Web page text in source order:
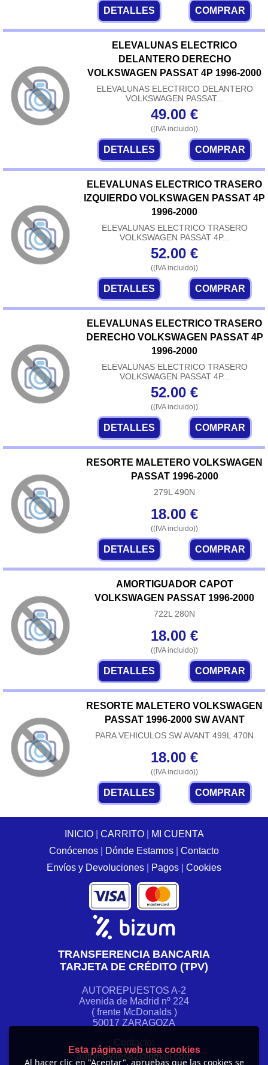
DETALLES COMPRAR
ELEVALUNAS ELECTRICO
DELANTERO DERECHO
VOLKSWAGEN PASSAT 4P 1996-2000
ELEVALUNAS ELECTRICO DELANTERO
VOLKSWAGEN PASSAT...
49.00 €
((IVA incluido))
DETALLES COMPRAR
ELEVALUNAS ELECTRICO TRASERO
IZQUIERDO VOLKSWAGEN PASSAT 4P
1996-2000
ELEVALUNAS ELECTRICO TRASERO
VOLKSWAGEN PASSAT 4P...
52.00 €
((IVA incluido))
DETALLES COMPRAR
ELEVALUNAS ELECTRICO TRASERO
DERECHO VOLKSWAGEN PASSAT 4P
1996-2000
ELEVALUNAS ELECTRICO TRASERO
VOLKSWAGEN PASSAT 4P...
52.00 €
((IVA incluido))
DETALLES COMPRAR
RESORTE MALETERO VOLKSWAGEN
PASSAT 1996-2000
279L 490N
18.00 €
((IVA incluido))
DETALLES COMPRAR
AMORTIGUADOR CAPOT
VOLKSWAGEN PASSAT 1996-2000
722L 280N
18.00 €
((IVA incluido))
DETALLES COMPRAR
RESORTE MALETERO VOLKSWAGEN
PASSAT 1996-2000 SW AVANT
PARA VEHICULOS SW AVANT 499L 470N
18.00 €
((IVA incluido))
DETALLES COMPRAR
INICIO| CARRITO|
MI CUENTA
Conócenos
Dónde Estamos
Contacto
Envíos y Devoluciones
Pagos Cookies
TRANSFERENCIA BANCARIA
TARJETA DE CRÉDITO (TPV)
AUTOREPUESTOS A-2
Avenida de Madrid nº 224
( frente McDonalds )
50017 ZARAGOZA
automoviles82@gmail.com
Esta página web usa cookies
Al hacer clic en "Aceptar", apruebas que las cookies se